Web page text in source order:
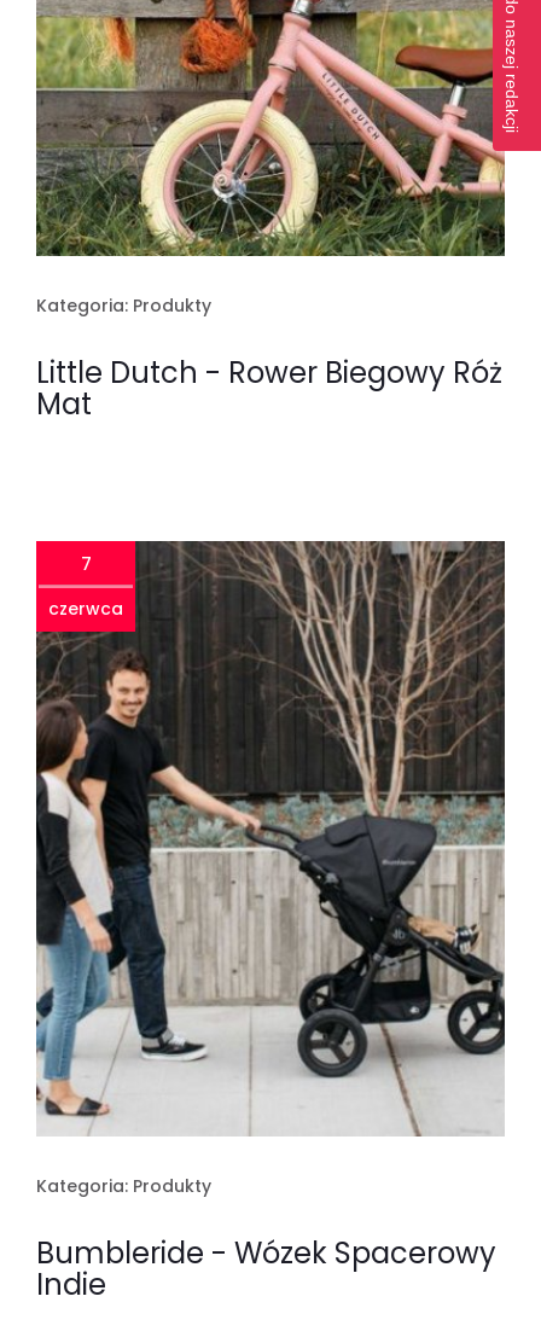
Kategoria: Produkty
Little Dutch - Rower Biegowy Róż
Mat
7
czerwca
Kategoria: Produkty
Bumbleride - Wózek Spacerowy
Indie